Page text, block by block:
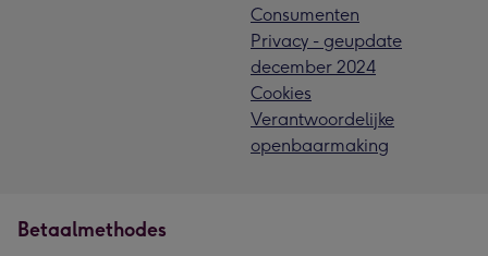
Consumenten
Privacy - geupdate
december 2024
Cookies
Verantwoordelijke
openbaarmaking
Betaalmethodes